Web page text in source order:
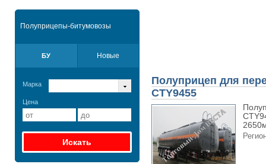
Полуприцепы-битумовозы
БУ Новые
Марка
Цена
Полуприцеп для
CTY9455